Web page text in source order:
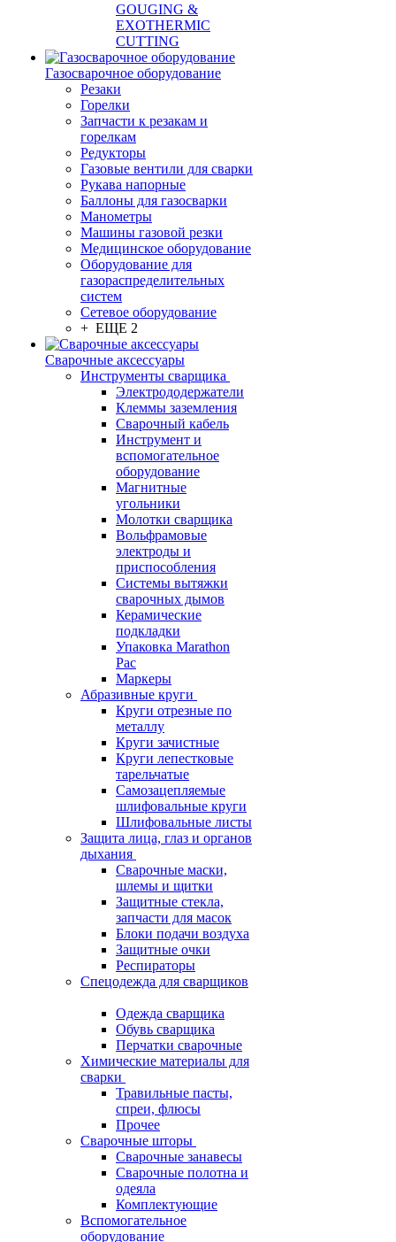
GOUGING &
EXOTHERMIC
CUTTING
Газосварочное оборудование
Резаки
Горелки
Запчасти к резакам и
горелкам
Редукторы
Газовые вентили для сварки
Рукава напорные
Баллоны для газосварки
Манометры
Машины газовой резки
Медицинское оборудование
Оборудование для
газораспределительных
систем
Сетевое оборудование
+ ЕЩЕ 2
Сварочные аксессуары
Инструменты сварщика
Электрододержатели
Клеммы заземления
Сварочный кабель
Инструмент и
вспомогательное
оборудование
Магнитные
угольники
Молотки сварщика
Вольфрамовые
электроды и
приспособления
Системы вытяжки
сварочных дымов
Керамические
подкладки
Упаковка Marathon
Pac
Маркеры
Абразивные круги
Круги отрезные по
металлу
Круги зачистные
Круги лепестковые
тарельчатые
Самозацепляемые
шлифовальные круги
Шлифовальные листы
Защита лица, глаз и органов
дыхания
Сварочные маски,
шлемы и щитки
Защитные стекла,
запчасти для масок
Блоки подачи воздуха
Защитные очки
Респираторы
Спецодежда для сварщиков
Одежда сварщика
Обувь сварщика
Перчатки сварочные
Химические материалы для
сварки
Травильные пасты,
спреи, флюсы
Прочее
Сварочные шторы
Сварочные занавесы
Сварочные полотна и
одеяла
Комплектующие
Вспомогательное
оборудование